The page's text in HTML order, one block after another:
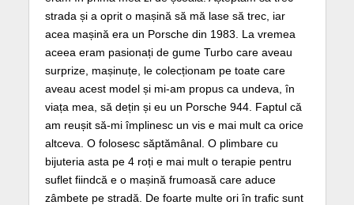
strada și a oprit o mașină să mă lase să trec, iar
acea mașină era un Porsche din 1983. La vremea
aceea eram pasionați de gume Turbo care aveau
surprize, mașinuțe, le colecționam pe toate care
aveau acest model și mi-am propus ca undeva, în
viața mea, să dețin și eu un Porsche 944. Faptul că
am reușit să-mi împlinesc un vis e mai mult ca orice
altceva. O folosesc săptămânal. O plimbare cu
bijuteria asta pe 4 roți e mai mult o terapie pentru
suflet fiindcă e o mașină frumoasă care aduce
zâmbete pe stradă. De foarte multe ori în trafic sunt